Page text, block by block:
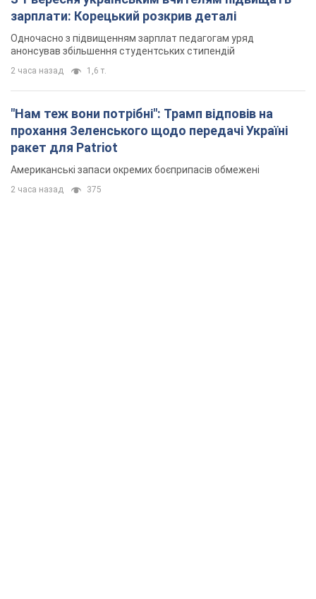
зарплати: Корецький розкрив деталі
Одночасно з підвищенням зарплат педагогам уряд
анонсував збільшення студентських стипендій
2 часа назад 1,6 т.
"Нам теж вони потрібні": Трамп відповів на
прохання Зеленського щодо передачі Україні
ракет для Patriot
Американські запаси окремих боєприпасів обмежені
2 часа назад 375